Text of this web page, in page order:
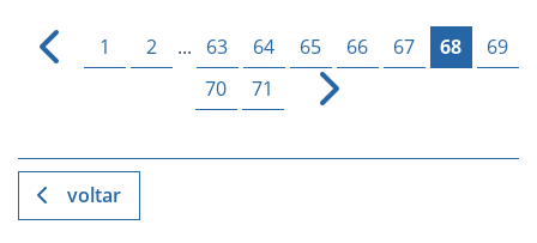
1 2 ... 63 64 65 66 67 68
69
70
71
voltar